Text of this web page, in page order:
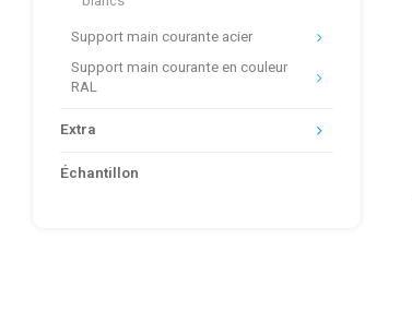
Support main courante acier
Support main courante en couleur
RAL
Extra
Échantillon